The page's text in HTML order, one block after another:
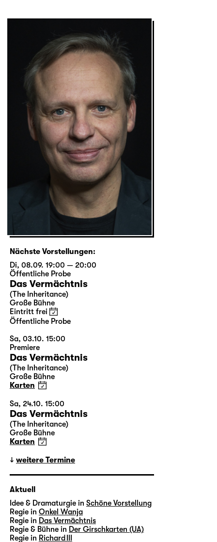
Nächste Vorstellungen:
Di, 08.09. 19:00 — 20:00
Öffentliche Probe
Das Vermächtnis
(The Inheritance)
Große Bühne
Eintritt frei
Öffentliche Probe
Sa, 03.10. 15:00
Premiere
Das Vermächtnis
(The Inheritance)
Große Bühne
Karten
Sa, 24.10. 15:00
Das Vermächtnis
(The Inheritance)
Große Bühne
Karten
weitere Termine
Aktuell
Idee & Dramaturgie in Schöne Vorstellung
Regie in Onkel Wanja
Regie in Das Vermächtnis
Regie & Bühne in Der Girschkarten (UA)
Regie in Richard III